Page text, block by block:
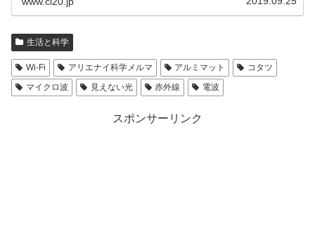
生活と科学
Wi-Fi アリエナイ科学メルマ アルミマット
コタツ
マイクロ波
見えない光 赤外線 電波
スポンサーリンク